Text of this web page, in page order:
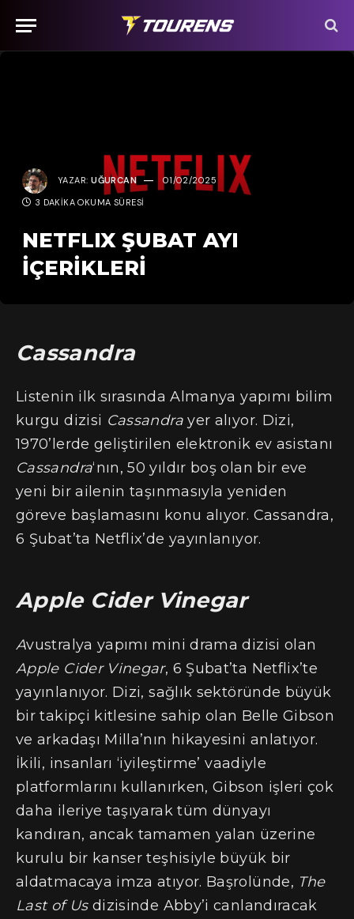
YAZAR: UĞURCAN 01/02/2025
3 DAKIKA OKUMA SÜRESI
NETFLIX ŞUBAT AYI
İÇERİKLERİ
Cassandra
Listenin ilk sırasında Almanya yapımı bilim
kurgu dizisi Cassandrayer alıyor. Dizi,
1970’lerde geliştirilen elektronik ev asistanı
Cassandra‘nın, 50 yıldır boş olan bir eve
yeni bir ailenin taşınmasıyla yeniden
göreve başlamasını konu alıyor. Cassandra,
6 Şubat’ta Netflix’de yayınlanıyor.
Apple Cider Vinegar
Avustralya yapımı mini drama dizisi olan
Apple Cider Vinegar, 6 Şubat’ta Netflix’te
yayınlanıyor. Dizi, sağlık sektöründe büyük
bir takipçi kitlesine sahip olan Belle Gibson
ve arkadaşı Milla’nın hikayesini anlatıyor.
İkili, insanları ‘iyileştirme’ vaadiyle
platformlarını kullanırken, Gibson işleri çok
daha ileriye taşıyarak tüm dünyayı
kandıran, ancak tamamen yalan üzerine
kurulu bir kanser teşhisiyle büyük bir
aldatmacaya imza atıyor. Başrolünde, The
Last of Usdizisinde Abby’i canlandıracak